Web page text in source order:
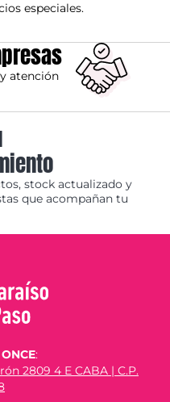
especiales.
atención
stock actualizado y
que acompañan tu
ONCE:
2809 4 E CABA | C.P.